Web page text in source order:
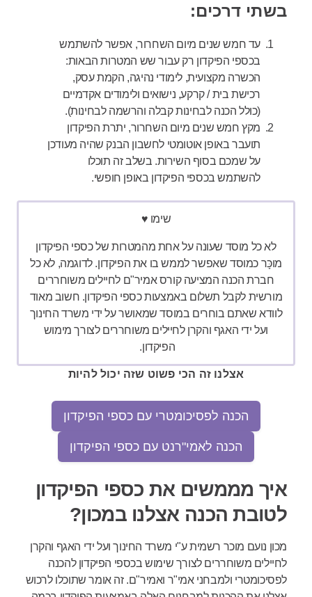
בשתי דרכים:
עד חמש שנים מיום השחרור, אפשר להשתמש
בכספי הפיקדון רק עבור שש המטרות הבאות:
הכשרה מקצועית, לימודי נהיגה, הקמת עסק,
רכישת בית / קרקע, נישואים ולימודים אקדמיים
(כולל הכנה לבחינות קבלה והרשמה לבחינות).
מקץ חמש שנים מיום השחרור, יתרת הפיקדון
תועבר באופן אוטומטי לחשבון הבנק שהיה מעודכן
על שמכם בסוף השירות. בשלב זה תוכלו
להשתמש בכספי הפיקדון באופן חופשי.
שימו ♥
לא כל מוסד שעונה על אחת מהמטרות של כספי הפיקדון
מוכָּר כמוסד שאפשר לממש בו את הפיקדון. לדוגמה, לא כל
חברת הכנה המציעה קורס אמיר"ם לחיילים משוחררים
מורשית לקבל תשלום באמצעות כספי הפיקדון. חשוב מאוד
לוודא שאתם בוחרים במוסד שמאושר על ידי משרד החינוך
ועל ידי האגף והקרן לחיילים משוחררים לצורך מימוש
הפיקדון.
אצלנו זה הכי פשוט שזה יכול להיות
הכנה לפסיכומטרי עם כספי הפיקדון
הכנה לאמי"רנט עם כספי הפיקדון
איך מממשים את כספי הפיקדון
לטובת הכנה אצלנו במכון?
מכון נועם מוכר רשמית ע"י משרד החינוך ועל ידי האגף והקרן
לחיילים משוחררים לצורך שימוש בכספי הפיקדון להכנה
לפסיכומטרי ולמבחני אמי"ר ואמיר"ם. זה אומר שתוכלו לרכוש